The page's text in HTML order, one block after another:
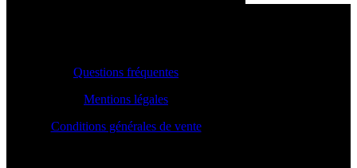
Questions fréquentes
Mentions légales
Conditions générales de vente